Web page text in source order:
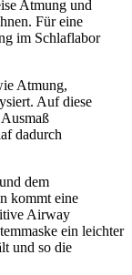
Atmung und
Für eine
im Schlaflabor
Atmung,
Auf diese
dadurch
dem
kommt eine
Airway
ein leichter
und so die